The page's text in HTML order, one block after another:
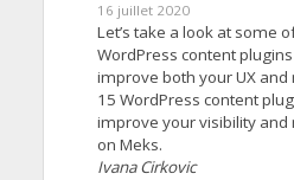
16 juillet 2020
Let’s take a look at some
WordPress content
improve both your UX and
15 WordPress content
improve your visibility
on Meks.
Ivana Cirkovic